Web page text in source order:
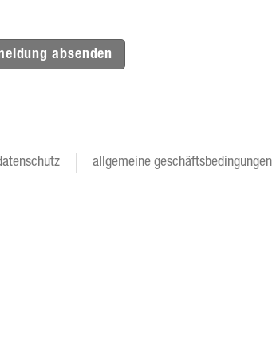
absenden
allgemeine geschäftsbedingungen